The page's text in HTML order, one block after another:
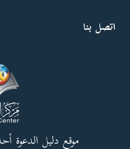
اتصل بنا
موقع دليل الدعوة